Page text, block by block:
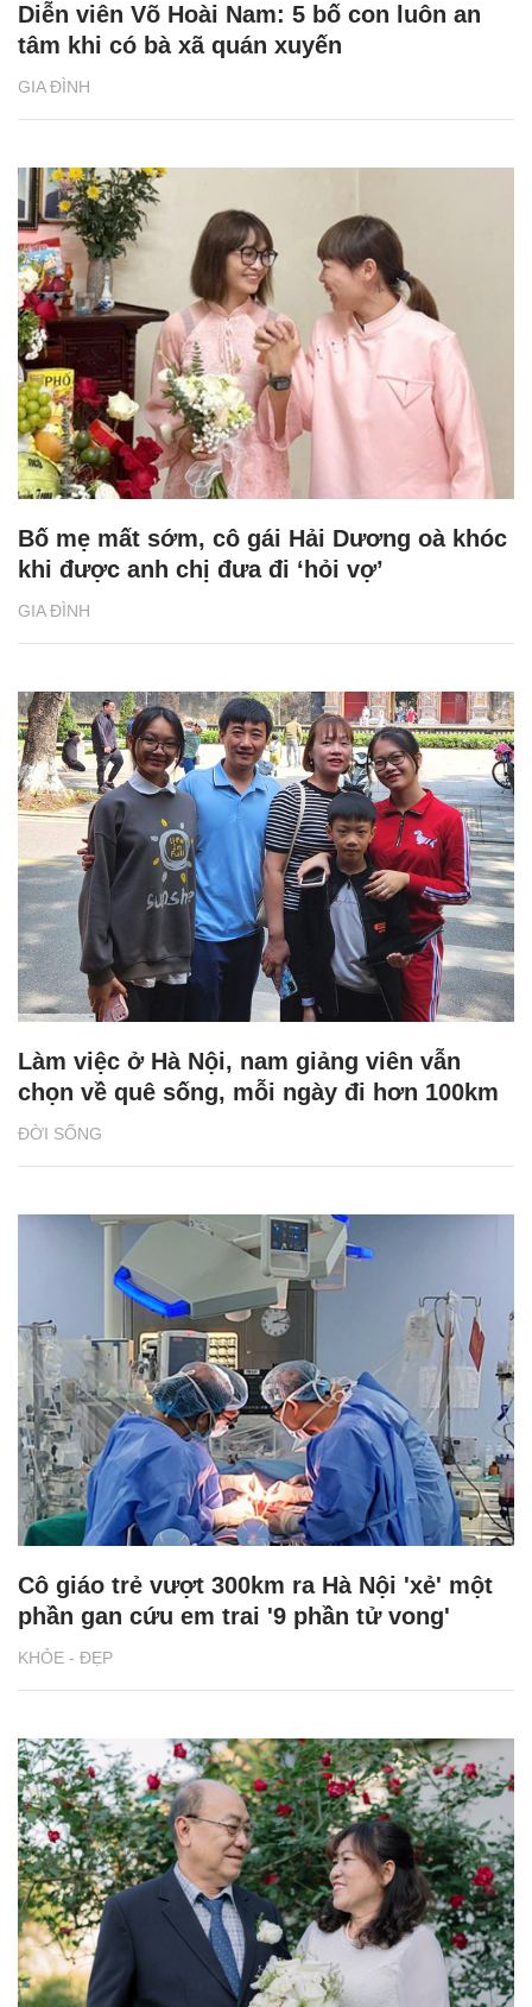
GIA ĐÌNH
Diễn viên Võ Hoài Nam: 5 bố con luôn an
tâm khi có bà xã quán xuyến
GIA ĐÌNH
Bố mẹ mất sớm, cô gái Hải Dương oà khóc
khi được anh chị đưa đi ‘hỏi vợ’
ĐỜI SỐNG
Làm việc ở Hà Nội, nam giảng viên vẫn
chọn về quê sống, mỗi ngày đi hơn 100km
KHỎE - ĐẸP
Cô giáo trẻ vượt 300km ra Hà Nội 'xẻ' một
phần gan cứu em trai '9 phần tử vong'